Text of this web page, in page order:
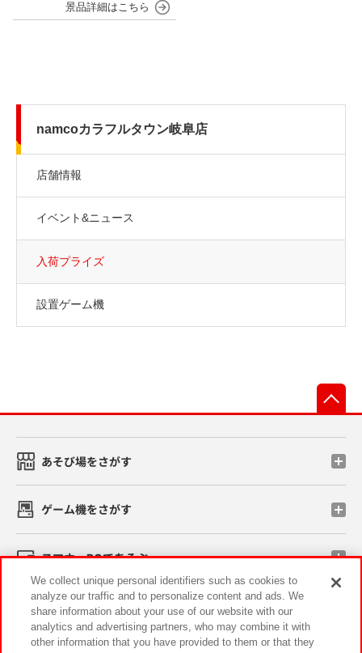
namcoカラフルタウン岐阜店
店舗情報
イベント&ニュース
入荷プライズ
設置ゲーム機
あそび場をさがす
ゲーム機をさがす
スマホ・PCであそぶ
イベント・キャンペーン
We collect unique personal identifiers such as cookies to
analyze our traffic and to personalize content and ads. We
share information about your use of our website with our
analytics and advertising partners, who may combine it with
other information that you have provided to them or that they